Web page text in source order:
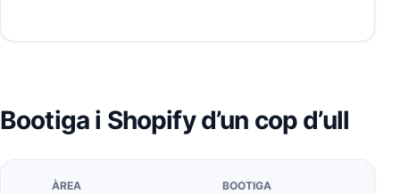
Bootiga i Shopify d’un cop d’ull
ÀREA BOOTIGA